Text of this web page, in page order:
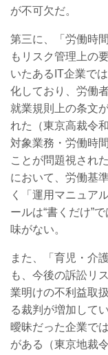
が不可欠だ。
第三に、「労働時
もリスク管理上の
いたあるIT企業で
化しており、労働
就業規則上の条文
れた（東京高裁令
対象業務・労働時
ことが問題視され
において、労働基
く「運用マニュア
ールは“書くだけ”
味がない。
また、「育児・介
も、今後の訴訟リ
業明けの不利益取
る裁判が増加して
曖昧だった企業で
がある（東京地裁